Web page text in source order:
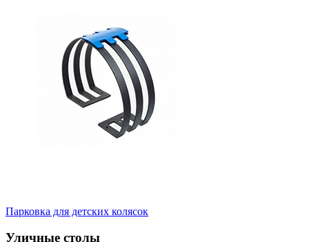
Парковка для детских колясок
Уличные столы